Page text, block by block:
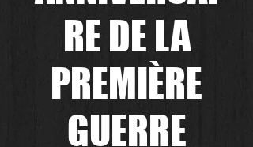
RE DE LA
PREMIÈRE
GUERRE